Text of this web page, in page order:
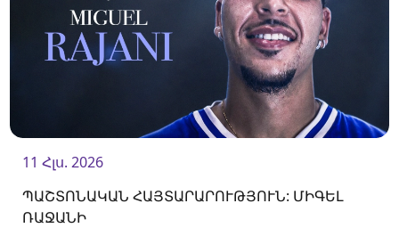
11 Հլս. 2026
ՊԱՇՏՈՆԱԿԱՆ ՀԱՅՏԱՐԱՐՈՒԹՅՈՒՆ: ՄԻԳԵԼ
ՌԱՋԱՆԻ